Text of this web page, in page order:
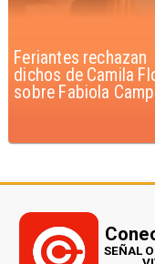
Proyecto propone
feriado el 17 de
septiembre para
SEÑAL